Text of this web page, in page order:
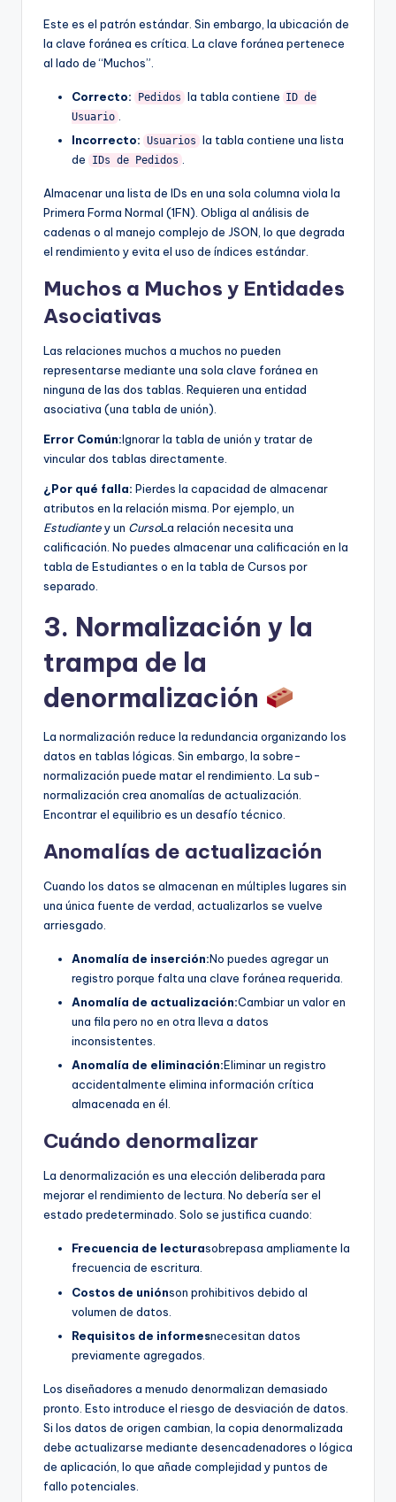
Este es el patrón estándar. Sin embargo, la ubicación de
la clave foránea es crítica. La clave foránea pertenece
al lado de “Muchos”.
Correcto: Pedidos la tabla contiene ID de
Usuario
Incorrecto: Usuarios la tabla contiene una lista
de
IDs de Pedidos .
Almacenar una lista de IDs en una sola columna viola la
Primera Forma Normal (1FN). Obliga al análisis de
cadenas o al manejo complejo de JSON, lo que degrada
el rendimiento y evita el uso de índices estándar.
Muchos a Muchos y Entidades
Asociativas
Las relaciones muchos a muchos no pueden
representarse mediante una sola clave foránea en
ninguna de las dos tablas. Requieren una entidad
asociativa (una tabla de unión).
Error Común:Ignorar la tabla de unión y tratar de
vincular dos tablas directamente.
¿Por qué falla: Pierdes la capacidad de almacenar
atributos en la relación misma. Por ejemplo, un
Estudiantey un CursoLa relación necesita una
calificación. No puedes almacenar una calificación en la
tabla de Estudiantes o en la tabla de Cursos por
separado.
3. Normalización y la
trampa de la
denormalización
La normalización reduce la redundancia organizando los
datos en tablas lógicas. Sin embargo, la sobre-
normalización puede matar el rendimiento. La sub-
normalización crea anomalías de actualización.
Encontrar el equilibrio es un desafío técnico.
Anomalías de actualización
Cuando los datos se almacenan en múltiples lugares sin
una única fuente de verdad, actualizarlos se vuelve
arriesgado.
Anomalía de inserción:No puedes agregar un
registro porque falta una clave foránea requerida.
Anomalía de actualización:Cambiar un valor en
una fila pero no en otra lleva a datos
inconsistentes.
Anomalía de eliminación:Eliminar un registro
accidentalmente elimina información crítica
almacenada en él.
Cuándo denormalizar
La denormalización es una elección deliberada para
mejorar el rendimiento de lectura. No debería ser el
estado predeterminado. Solo se justifica cuando:
Frecuencia de lecturasobrepasa ampliamente la
frecuencia de escritura.
Costos de uniónson prohibitivos debido al
volumen de datos.
Requisitos de informesnecesitan datos
previamente agregados.
Los diseñadores a menudo denormalizan demasiado
pronto. Esto introduce el riesgo de desviación de datos.
Si los datos de origen cambian, la copia denormalizada
debe actualizarse mediante desencadenadores o lógica
de aplicación, lo que añade complejidad y puntos de
fallo potenciales.